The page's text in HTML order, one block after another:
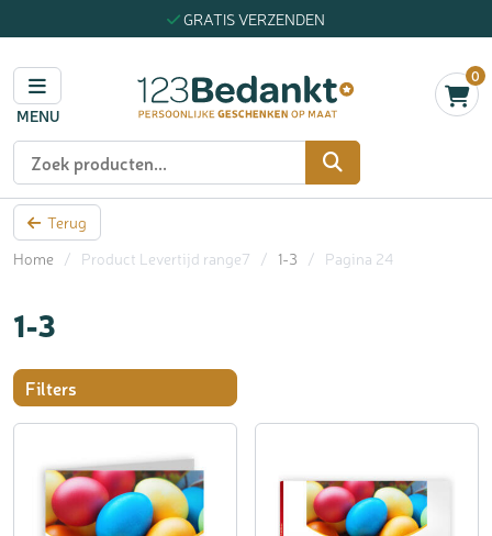
GRATIS VERZENDEN
MENU
0
Zoeken
Terug
Home
/ Product Levertijd range7 / 1-3 / Pagina 24
1-3
Filters